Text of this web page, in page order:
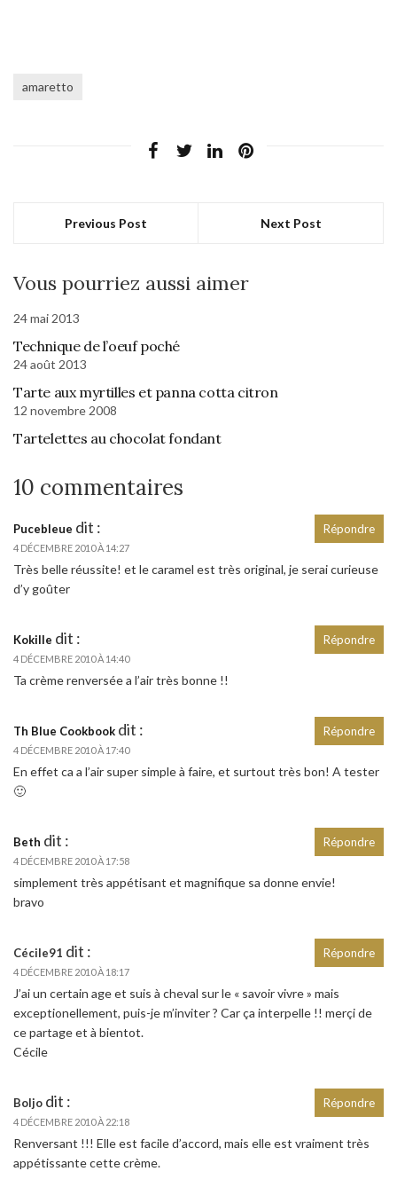
amaretto
Previous Post Next Post
Vous pourriez aussi aimer
24 mai 2013
Technique de l’oeuf poché
24 août 2013
Tarte aux myrtilles et panna cotta citron
12 novembre 2008
Tartelettes au chocolat fondant
10 commentaires
Pucebleue dit :
4 DÉCEMBRE 2010 À 14:27
Très belle réussite! et le caramel est très original, je serai curieuse
d’y goûter
Répondre
Kokille dit :
4 DÉCEMBRE 2010 À 14:40
Ta crème renversée a l’air très bonne !!
Répondre
Th Blue Cookbook dit :
4 DÉCEMBRE 2010 À 17:40
En effet ca a l’air super simple à faire, et surtout très bon! A tester
🙂
Répondre
Beth dit :
4 DÉCEMBRE 2010 À 17:58
simplement très appétisant et magnifique sa donne envie!
bravo
Répondre
Cécile91 dit :
4 DÉCEMBRE 2010 À 18:17
J’ai un certain age et suis à cheval sur le « savoir vivre » mais
exceptionellement, puis-je m’inviter ? Car ça interpelle !! merçi de
ce partage et à bientot.
Cécile
Répondre
Boljo dit :
4 DÉCEMBRE 2010 À 22:18
Renversant !!! Elle est facile d’accord, mais elle est vraiment très
appétissante cette crème.
Répondre